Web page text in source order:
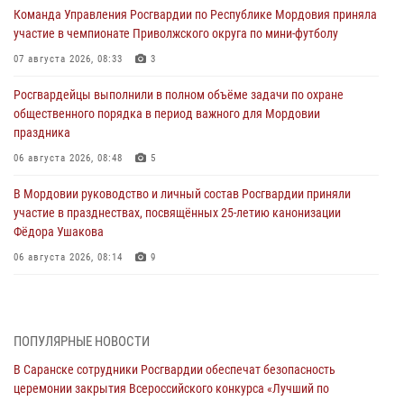
Команда Управления Росгвардии по Республике Мордовия приняла
участие в чемпионате Приволжского округа по мини-футболу
07 августа 2026, 08:33 3
Росгвардейцы выполнили в полном объёме задачи по охране
общественного порядка в период важного для Мордовии
праздника
06 августа 2026, 08:48 5
В Мордовии руководство и личный состав Росгвардии приняли
участие в празднествах, посвящённых 25-летию канонизации
Фёдора Ушакова
06 августа 2026, 08:14 9
06 августа 2026, 07:03
В Саранске по обращению жителей правоохранители отреагировали
незамедлительно
ПОПУЛЯРНЫЕ НОВОСТИ
В Саранске сотрудники Росгвардии обеспечат безопасность
церемонии закрытия Всероссийского конкурса «Лучший по